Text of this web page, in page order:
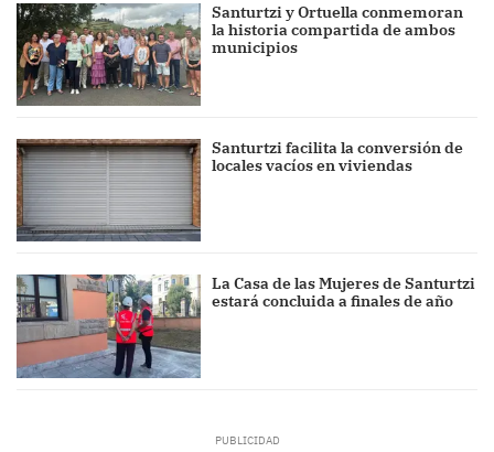
Santurtzi y Ortuella conmemoran
la historia compartida de ambos
municipios
Santurtzi facilita la conversión de
locales vacíos en viviendas
La Casa de las Mujeres de Santurtzi
estará concluida a finales de año